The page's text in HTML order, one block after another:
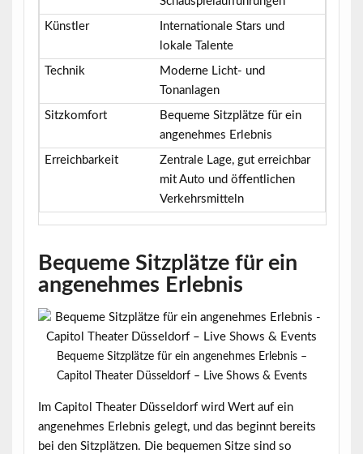
Künstler
Internationale Stars und
lokale Talente
Technik
Moderne Licht- und
Tonanlagen
Sitzkomfort
Bequeme Sitzplätze für ein
angenehmes Erlebnis
Erreichbarkeit
Zentrale Lage, gut erreichbar
mit Auto und öffentlichen
Verkehrsmitteln
Bequeme Sitzplätze für ein
angenehmes Erlebnis
Bequeme Sitzplätze für ein angenehmes Erlebnis –
Capitol Theater Düsseldorf – Live Shows & Events
Im Capitol Theater Düsseldorf wird Wert auf ein
angenehmes Erlebnis gelegt, und das beginnt bereits
bei den Sitzplätzen. Die bequemen Sitze sind so